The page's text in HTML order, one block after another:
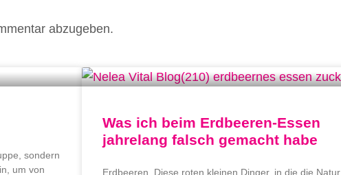
abzugeben.
sondern
um von
Was ich beim Erdbeeren-Essen
jahrelang falsch gemacht habe
Erdbeeren. Diese roten kleinen Dinger, in die die Natur